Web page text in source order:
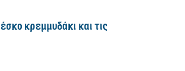
κρεμμυδάκι και τις